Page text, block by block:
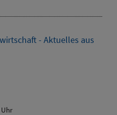
- Aktuelles aus
Uhr